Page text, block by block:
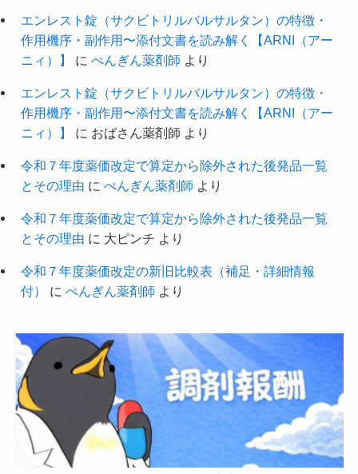
エンレスト錠（サクビトリルバルサルタン）の特徴・
作用機序・副作用〜添付文書を読み解く【ARNI（アー
ニィ）】
に ぺんぎん薬剤師 より
エンレスト錠（サクビトリルバルサルタン）の特徴・
作用機序・副作用〜添付文書を読み解く【ARNI（アー
ニィ）】
に おばさん薬剤師 より
令和７年度薬価改定で算定から除外された後発品一覧
とその理由 に ぺんぎん薬剤師 より
令和７年度薬価改定で算定から除外された後発品一覧
とその理由 に 大ピンチ より
令和７年度薬価改定の新旧比較表（補足・詳細情報
付）
に ぺんぎん薬剤師 より